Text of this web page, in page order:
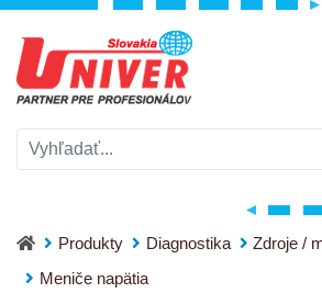
Produkty Diagnostika
Zdroje /
Meniče napätia
Menič napätia CONVERGYS 150 W